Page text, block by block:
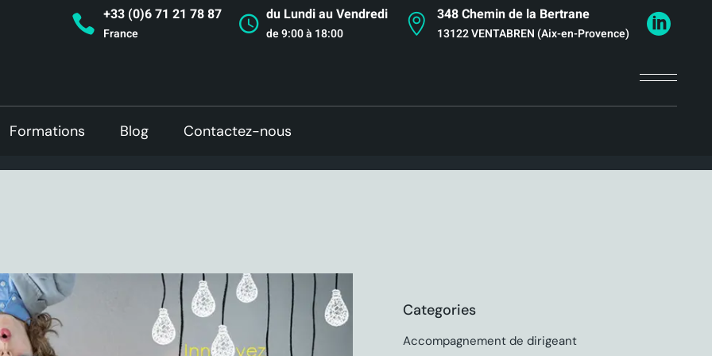
+33 (0)6 71 21 78 87
France
du Lundi au Vendredi
de 9:00 à 18:00
348 Chemin de la Bertrane
13122 VENTABREN (Aix-en-Provence)
Formations Blog Contactez-nous
Categories
Accompagnement de dirigeant